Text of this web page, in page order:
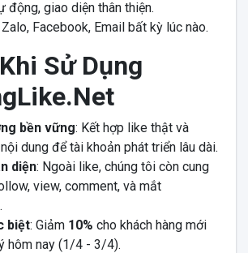
động, giao diện thân thiện.
Facebook, Email bất kỳ lúc nào.
Sử Dụng
bền vững: Kết hợp like thật và
dung để tài khoản phát triển lâu dài.
diện: Ngoài like, chúng tôi còn cung
view, comment, và mắt
biệt: Giảm 10% cho khách hàng mới
hôm nay (1/4 - 3/4).